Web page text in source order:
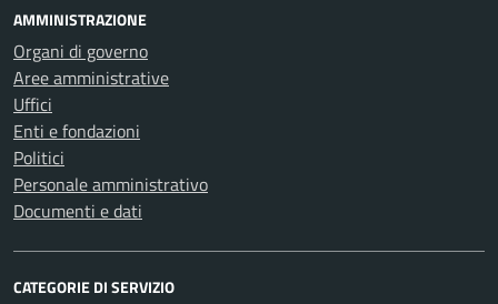
AMMINISTRAZIONE
Organi di governo
Aree amministrative
Uffici
Enti e fondazioni
Politici
Personale amministrativo
Documenti e dati
CATEGORIE DI SERVIZIO